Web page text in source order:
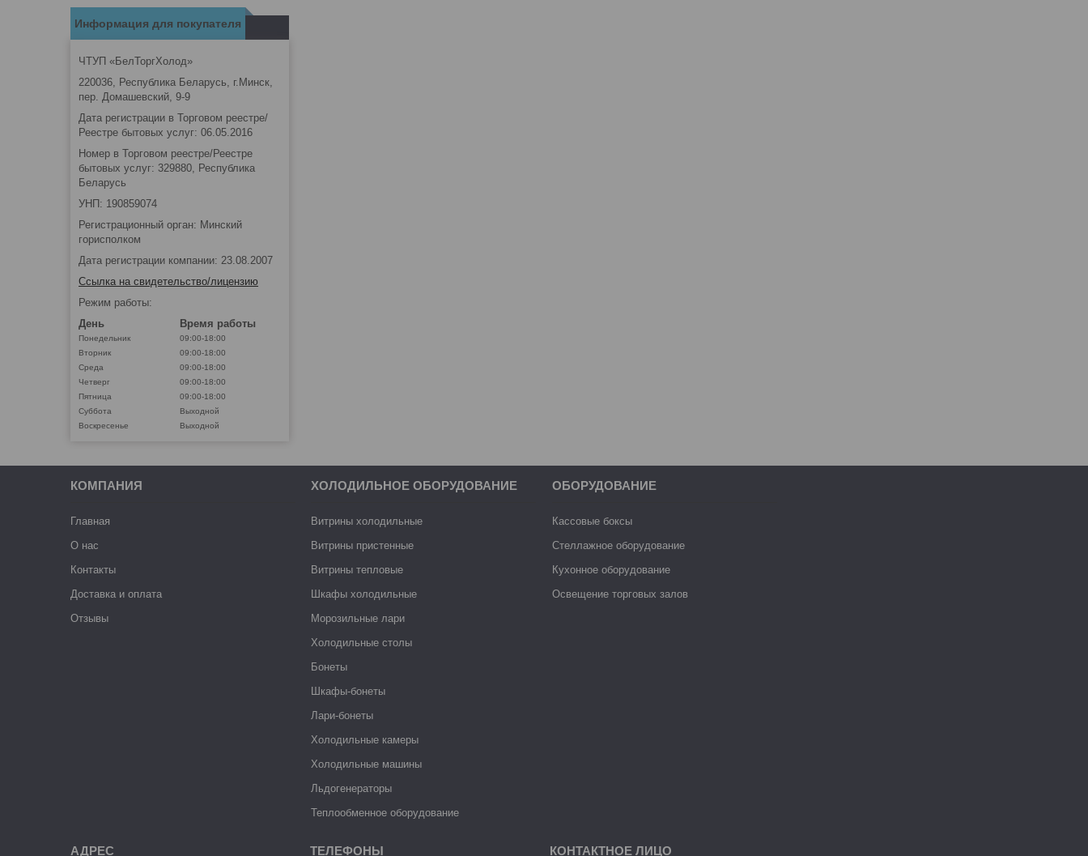
Информация для покупателя
ЧТУП «БелТоргХолод»
220036, Республика Беларусь, г.Минск,
пер. Домашевский, 9-9
Дата регистрации в Торговом реестре/
Реестре бытовых услуг: 06.05.2016
Номер в Торговом реестре/Реестре
бытовых услуг: 329880, Республика
Беларусь
УНП: 190859074
Регистрационный орган: Минский
горисполком
Дата регистрации компании: 23.08.2007
Ссылка на свидетельство/лицензию
Режим работы:
День
Время работы
Понедельник
09:00-18:00
Вторник
09:00-18:00
Среда
09:00-18:00
Четверг
09:00-18:00
Пятница
09:00-18:00
Суббота
Выходной
Воскресенье
Выходной
КОМПАНИЯ
Главная
О нас
Контакты
Доставка и оплата
Отзывы
ХОЛОДИЛЬНОЕ ОБОРУДОВАНИЕ
Витрины холодильные
Витрины пристенные
Витрины тепловые
Шкафы холодильные
Морозильные лари
Холодильные столы
Бонеты
Шкафы-бонеты
Лари-бонеты
Холодильные камеры
Холодильные машины
Льдогенераторы
Теплообменное оборудование
ОБОРУДОВАНИЕ
Кассовые боксы
Стеллажное оборудование
Кухонное оборудование
Освещение торговых залов